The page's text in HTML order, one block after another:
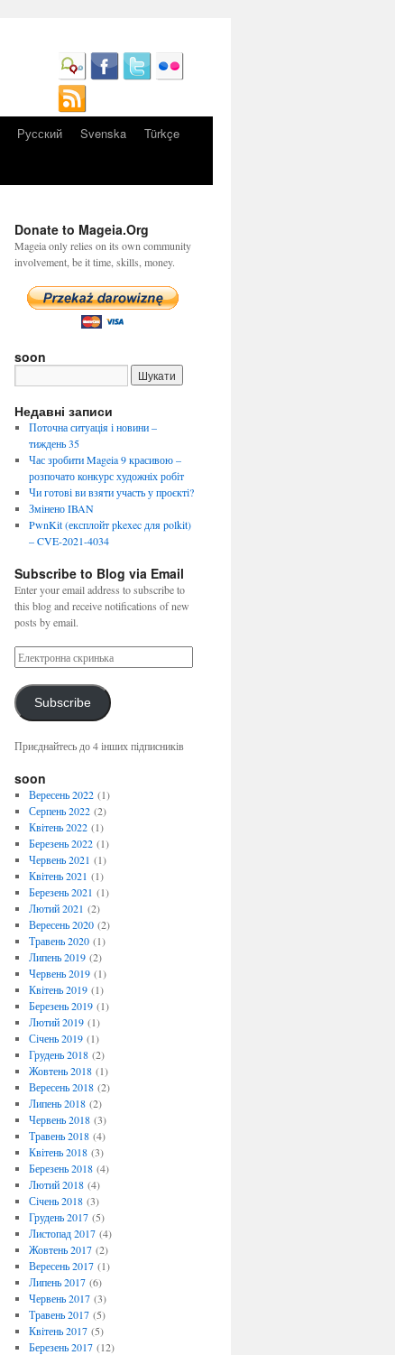
Русский Svenska
Türkçe
Donate to Mageia.Org
Mageia only relies on its own community
involvement, be it time, skills, money.
soon
Недавні записи
Поточна ситуація і новини –
тиждень 35
Час зробити Mageia 9 красивою –
розпочато конкурс художніх робіт
Чи готові ви взяти участь у проєкті?
Змінено IBAN
PwnKit (експлойт pkexec для polkit)
– CVE-2021-4034
Subscribe to Blog via Email
Enter your email address to subscribe to
this blog and receive notifications of new
posts by email.
Subscribe
Приєднайтесь до 4 інших підписників
soon
Вересень 2022(1)
Серпень 2022(2)
Квітень 2022(1)
Березень 2022(1)
Червень 2021 (1)
Квітень 2021 (1)
Березень 2021 (1)
Лютий 2021 (2)
Вересень 2020(2)
Травень 2020(1)
Липень 2019(2)
Червень 2019(1)
Квітень 2019(1)
Березень 2019(1)
Лютий 2019(1)
Січень 2019(1)
Грудень 2018(2)
Жовтень 2018(1)
Вересень 2018(2)
Липень 2018(2)
Червень 2018(3)
Травень 2018(4)
Квітень 2018(3)
Березень 2018(4)
Лютий 2018(4)
Січень 2018(3)
Грудень 2017(5)
Листопад 2017(4)
Жовтень 2017(2)
Вересень 2017(1)
Липень 2017(6)
Червень 2017(3)
Травень 2017(5)
Квітень 2017(5)
Березень 2017(12)